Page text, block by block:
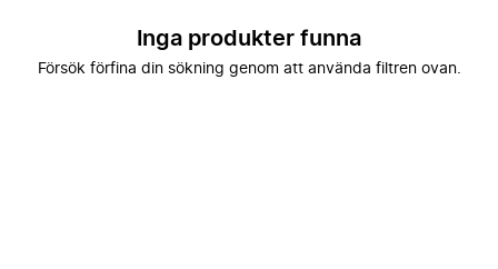
Inga produkter funna
Försök förfina din sökning genom att använda filtren ovan.